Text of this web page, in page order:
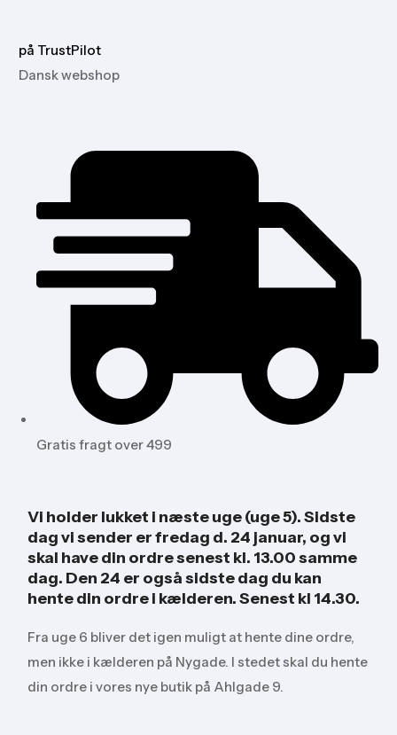
på TrustPilot
Dansk webshop
Gratis fragt over 499
Vi holder lukket i næste uge (uge 5). Sidste
dag vi sender er fredag d. 24 januar, og vi
skal have din ordre senest kl. 13.00 samme
dag. Den 24 er også sidste dag du kan
hente din ordre i kælderen. Senest kl 14.30.
Fra uge 6 bliver det igen muligt at hente dine ordre,
men ikke i kælderen på Nygade. I stedet skal du hente
din ordre i vores nye butik på Ahlgade 9.